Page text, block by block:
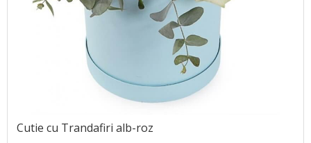
Cutie cu Trandafiri alb-roz